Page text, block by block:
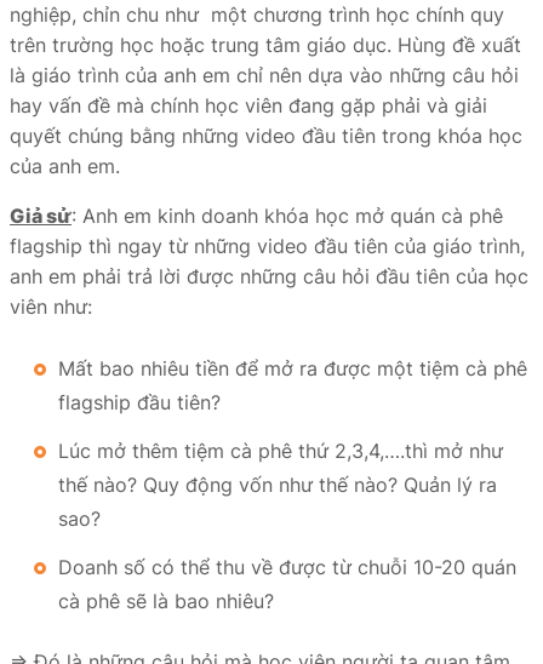
nghiệp, chỉn chu như một chương trình học chính quy
trên trường học hoặc trung tâm giáo dục. Hùng đề xuất
là giáo trình của anh em chỉ nên dựa vào những câu hỏi
hay vấn đề mà chính học viên đang gặp phải và giải
quyết chúng bằng những video đầu tiên trong khóa học
của anh em.
Giả sử: Anh em kinh doanh khóa học mở quán cà phê
flagship thì ngay từ những video đầu tiên của giáo trình,
anh em phải trả lời được những câu hỏi đầu tiên của học
viên như:
Mất bao nhiêu tiền để mở ra được một tiệm cà phê
flagship đầu tiên?
Lúc mở thêm tiệm cà phê thứ 2,3,4,….thì mở như
thế nào? Quy động vốn như thế nào? Quản lý ra
sao?
Doanh số có thể thu về được từ chuỗi 10-20 quán
cà phê sẽ là bao nhiêu?